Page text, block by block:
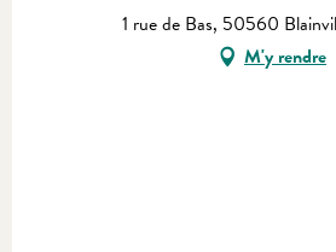
1 rue de Bas, 50560
M'y rendre